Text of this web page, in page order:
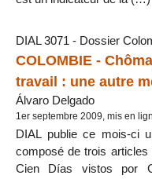
DIAL 3071 - Dossier
COLOMBIE -
travail : une autre
Álvaro Delgado
1er septembre 2009, mis en
DIAL publie ce mois-ci
composé de trois articles
Cien Días vistos por